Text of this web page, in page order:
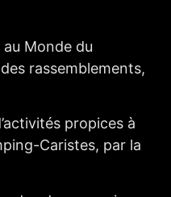
Monde du
rassemblements,
propices à
Caristes, par la